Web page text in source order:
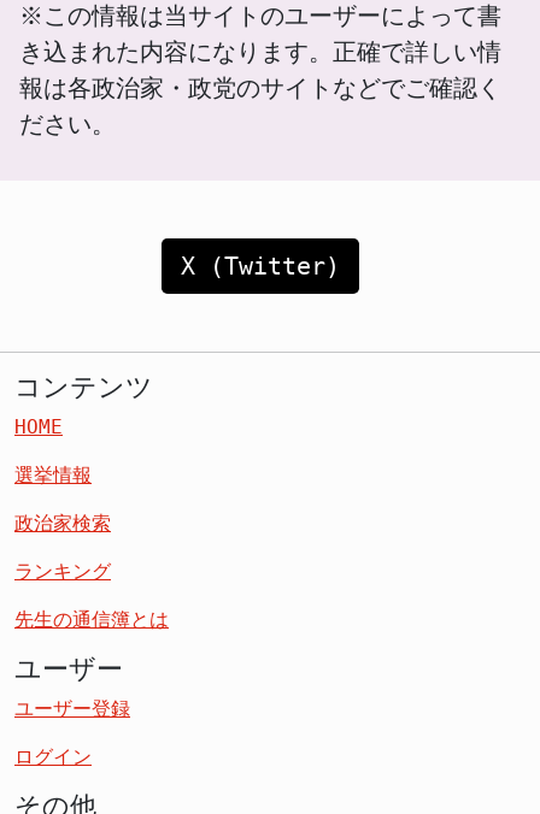
※この情報は当サイトのユーザーによって書
き込まれた内容になります。正確で詳しい情
報は各政治家・政党のサイトなどでご確認く
ださい。
X (Twitter)
コンテンツ
HOME
選挙情報
政治家検索
ランキング
先生の通信簿とは
ユーザー
ユーザー登録
ログイン
その他